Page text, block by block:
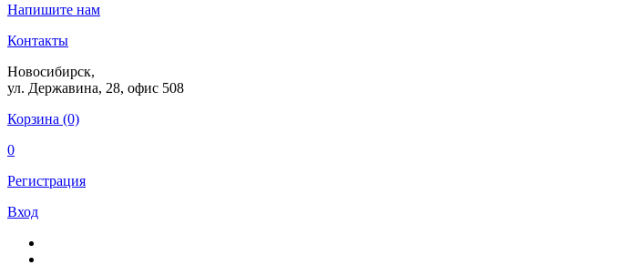
Напишите нам
Контакты
Новосибирск,
ул. Державина, 28, офис 508
Корзина (0)
0
Регистрация
Вход